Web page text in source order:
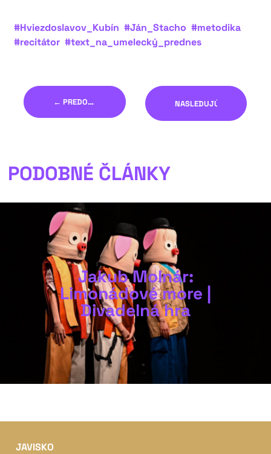
#Hviezdoslavov_Kubín #Ján_Stacho #metodika
#recitátor #text_na_umelecký_prednes
← PREDOŠLÝ NASLEDUJÚCI →
PODOBNÉ ČLÁNKY
Jakub Molnár:
Limonádové more |
Divadelná hra
JAVISKO